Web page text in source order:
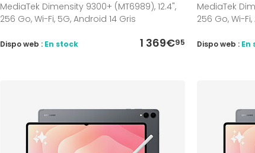
MediaTek Dimensity 9300+ (MT6989), 12.4",
256 Go, Wi-Fi, 5G, Android 14 Gris
1 369€95
Dispo web : En stock
MediaTek
256 Go, Wi-
Dispo web : En